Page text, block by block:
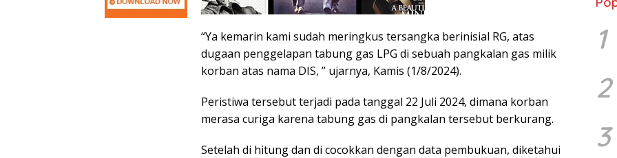
“Ya kemarin kami sudah meringkus tersangka berinisial RG, atas
dugaan penggelapan tabung gas LPG di sebuah pangkalan gas milik
korban atas nama DIS, ” ujarnya, Kamis (1/8/2024).
Peristiwa tersebut terjadi pada tanggal 22 Juli 2024, dimana korban
merasa curiga karena tabung gas di pangkalan tersebut berkurang.
Setelah di hitung dan di cocokkan dengan data pembukuan, diketahui
1
2
3